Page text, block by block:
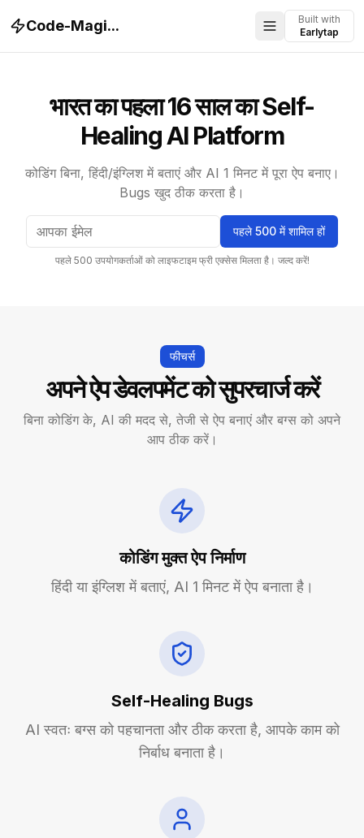
Code-Magi... Open menu
Built with
Earlytap
भारत का पहला 16 साल का Self-
Healing AI Platform
कोडिंग बिना, हिंदी/इंग्लिश में बताएं और AI 1 मिनट में पूरा ऐप बनाए।
Bugs खुद ठीक करता है।
पहले 500 में शामिल हों
पहले 500 उपयोगकर्ताओं को लाइफटाइम फ्री एक्सेस मिलता है। जल्द करें!
फीचर्स
अपने ऐप डेवलपमेंट को सुपरचार्ज करें
बिना कोडिंग के, AI की मदद से, तेजी से ऐप बनाएं और बग्स को अपने
आप ठीक करें।
कोडिंग मुक्त ऐप निर्माण
हिंदी या इंग्लिश में बताएं, AI 1 मिनट में ऐप बनाता है।
Self-Healing Bugs
AI स्वतः बग्स को पहचानता और ठीक करता है, आपके काम को
निर्बाध बनाता है।